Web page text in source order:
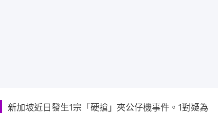
新加坡近日發生1宗「硬搶」夾公仔機事件。1對疑為